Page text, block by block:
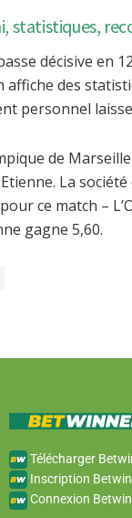
statistiques,
décisive en
affiche des
personnel
de
La
ce match –
gagne 5,60.
Télécharger
Inscription
Connexion